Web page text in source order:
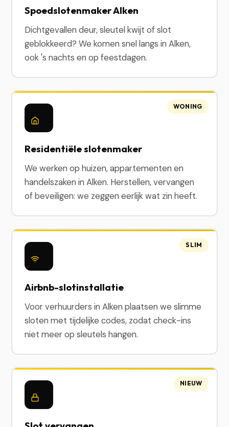
Spoedslotenmaker Alken
Dichtgevallen deur, sleutel kwijt of slot
geblokkeerd? We komen snel langs in Alken,
ook 's nachts en op feestdagen.
Residentiële slotenmaker
We werken op huizen, appartementen en
handelszaken in Alken. Herstellen, vervangen
of beveiligen: we zeggen eerlijk wat zin heeft.
WONING
Airbnb-slotinstallatie
Voor verhuurders in Alken plaatsen we slimme
sloten met tijdelijke codes, zodat check-ins
niet meer op sleutels hangen.
SLIM
NIEUW